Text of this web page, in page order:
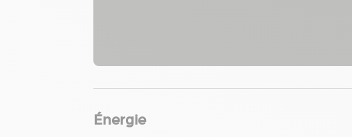
Énergie